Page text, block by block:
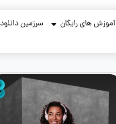
آموزش های رایگان سرزمین دانلود